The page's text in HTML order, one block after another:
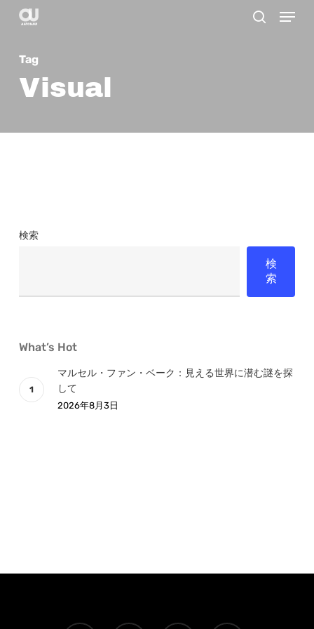
Skip
main
content
Menu
Tag
Visual
検索
検
索
What’s Hot
マルセル・ファン・ベーク：見える世界に潜む謎を探
して
2026年8月3日